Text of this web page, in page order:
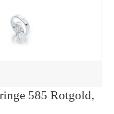
585 Rotgold,